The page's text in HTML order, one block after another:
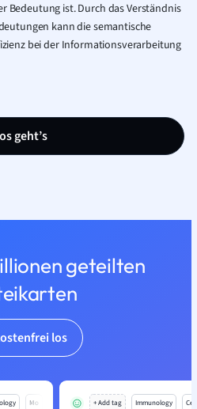
Bedeutung ist. Durch das Verständnis
kann die semantische
bei der Informationsverarbeitung
geht’s
geteilten
los
Mo + Add tag Immunology